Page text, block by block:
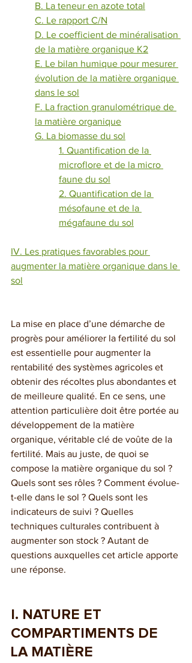
B. La teneur en azote total
C. Le rapport C/N
D. Le coefficient de minéralisation
de la matière organique K2
E. Le bilan humique pour mesurer
évolution de la matière organique
dans le sol
F. La fraction granulométrique de
la matière organique
G. La biomasse du sol
1. Quantification de la
microflore et de la micro
faune du sol
2. Quantification de la
mésofaune et de la
mégafaune du sol
IV. Les pratiques favorables pour
augmenter la matière organique dans le
sol
La mise en place d’une démarche de
progrès pour améliorer la fertilité du sol
est essentielle pour augmenter la
rentabilité des systèmes agricoles et
obtenir des récoltes plus abondantes et
de meilleure qualité. En ce sens, une
attention particulière doit être portée au
développement de la matière
organique, véritable clé de voûte de la
fertilité. Mais au juste, de quoi se
compose la matière organique du sol ?
Quels sont ses rôles ? Comment évolue-
t-elle dans le sol ? Quels sont les
indicateurs de suivi ? Quelles
techniques culturales contribuent à
augmenter son stock ? Autant de
questions auxquelles cet article apporte
une réponse.
I. NATURE ET
COMPARTIMENTS DE
LA MATIÈRE